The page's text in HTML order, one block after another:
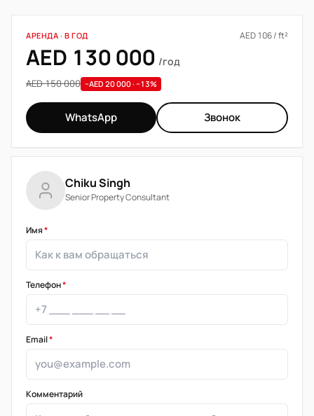
АРЕНДА · В ГОД AED 106 / ft²
AED 130 000 /год
AED 150 000 −AED 20 000 · −13%
WhatsApp Звонок
Chiku Singh
Senior Property Consultant
Имя*
Телефон*
Email*
Комментарий